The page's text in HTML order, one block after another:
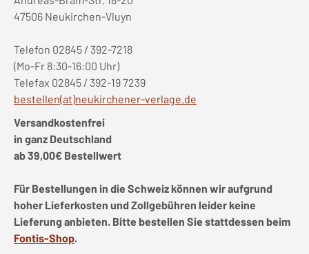
47506 Neukirchen-Vluyn
Telefon 02845 / 392-7218
(Mo-Fr 8:30-16:00 Uhr)
Telefax 02845 / 392-19 7239
bestellen(at)neukirchener-verlage.de
Versandkostenfrei
in ganz Deutschland
ab 39,00€ Bestellwert
Für Bestellungen in die Schweiz können wir aufgrund
hoher Lieferkosten und Zollgebühren leider keine
Lieferung anbieten. Bitte bestellen Sie stattdessen beim
Fontis-Shop.